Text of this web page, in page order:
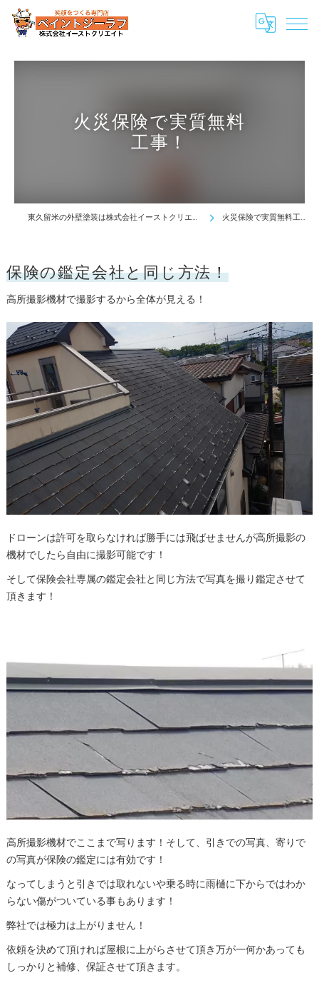
火災保険で実質無料
工事！
東久留米の外壁塗装は株式会社イーストクリエイト 火災保険で実質無料工事！
高所撮影機材で撮影するから全体が見える！
保険の鑑定会社と同じ方法！
ドローンは許可を取らなければ勝手には飛ばせませんが高所撮影の
機材でしたら自由に撮影可能です！
そして保険会社専属の鑑定会社と同じ方法で写真を撮り鑑定させて
頂きます！
高所撮影機材でここまで写ります！そして、引きでの写真、寄りで
の写真が保険の鑑定には有効です！
なってしまうと引きでは取れないや乗る時に雨樋に下からではわか
らない傷がついている事もあります！
弊社では極力は上がりません！
依頼を決めて頂ければ屋根に上がらさせて頂き万が一何かあっても
しっかりと補修、保証させて頂きます。